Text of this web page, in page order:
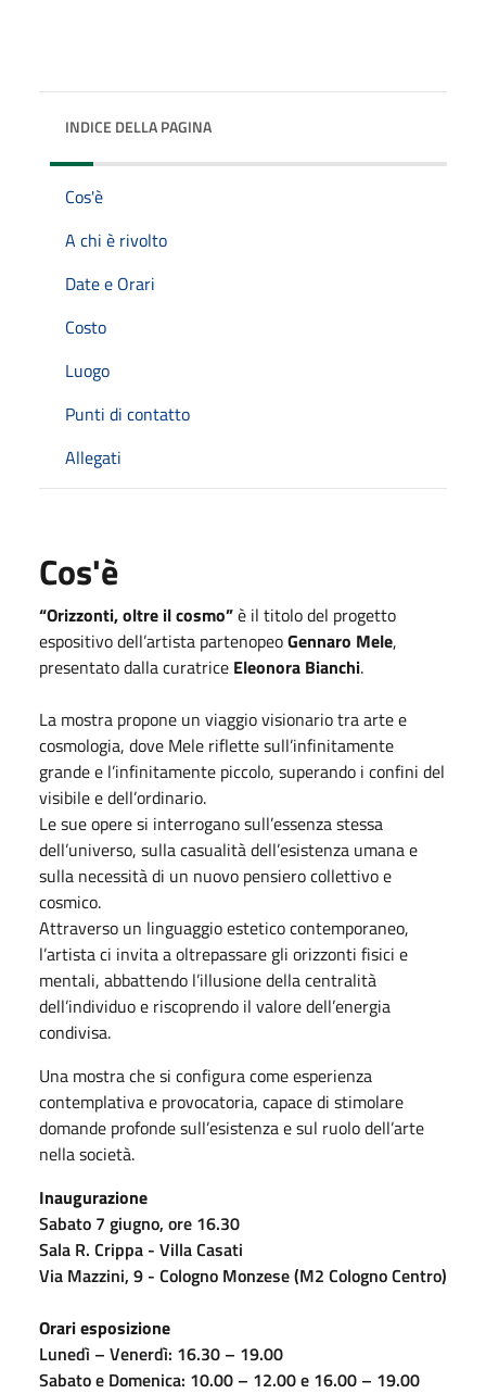
INDICE DELLA PAGINA
Cos'è
A chi è rivolto
Date e Orari
Costo
Luogo
Punti di contatto
Allegati
Cos'è
“Orizzonti, oltre il cosmo”è il titolo del progetto
espositivo dell’artista partenopeoGennaro Mele,
presentato dalla curatrice Eleonora Bianchi.
La mostra propone un viaggio visionario tra arte e
cosmologia, dove Mele riflette sull’infinitamente
grande e l’infinitamente piccolo, superando i confini del
visibile e dell’ordinario.
Le sue opere si interrogano sull’essenza stessa
dell’universo, sulla casualità dell’esistenza umana e
sulla necessità di un nuovo pensiero collettivo e
cosmico.
Attraverso un linguaggio estetico contemporaneo,
l’artista ci invita a oltrepassare gli orizzonti fisici e
mentali, abbattendo l’illusione della centralità
dell’individuo e riscoprendo il valore dell’energia
condivisa.
Una mostra che si configura come esperienza
contemplativa e provocatoria, capace di stimolare
domande profonde sull’esistenza e sul ruolo dell’arte
nella società.
Inaugurazione
Sabato 7 giugno, ore 16.30
Sala R. Crippa - Villa Casati
Via Mazzini, 9 - Cologno Monzese (M2 Cologno Centro)
Orari esposizione
Lunedì – Venerdì: 16.30 – 19.00
Sabato e Domenica: 10.00 – 12.00 e 16.00 – 19.00